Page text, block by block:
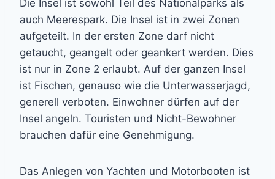
Die Insel ist sowohl Teil des Nationalparks als
auch Meerespark. Die Insel ist in zwei Zonen
aufgeteilt. In der ersten Zone darf nicht
getaucht, geangelt oder geankert werden. Dies
ist nur in Zone 2 erlaubt. Auf der ganzen Insel
ist Fischen, genauso wie die Unterwasserjagd,
generell verboten. Einwohner dürfen auf der
Insel angeln. Touristen und Nicht-Bewohner
brauchen dafür eine Genehmigung.
Das Anlegen von Yachten und Motorbooten ist